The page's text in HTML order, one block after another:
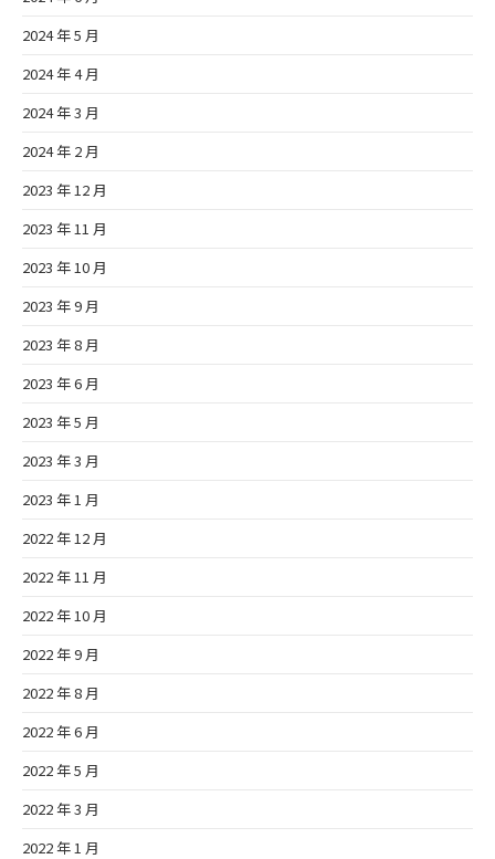
2024 年 5 月
2024 年 4 月
2024 年 3 月
2024 年 2 月
2023 年 12 月
2023 年 11 月
2023 年 10 月
2023 年 9 月
2023 年 8 月
2023 年 6 月
2023 年 5 月
2023 年 3 月
2023 年 1 月
2022 年 12 月
2022 年 11 月
2022 年 10 月
2022 年 9 月
2022 年 8 月
2022 年 6 月
2022 年 5 月
2022 年 3 月
2022 年 1 月